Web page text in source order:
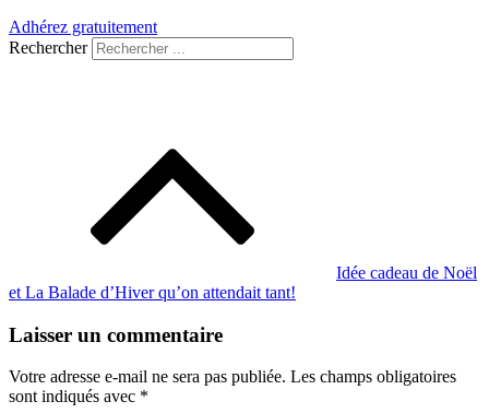
Adhérez gratuitement
Rechercher
Idée cadeau de Noël
et La Balade d’Hiver qu’on attendait tant!
Laisser un commentaire
Votre adresse e-mail ne sera pas publiée. Les champs obligatoires
sont indiqués avec *